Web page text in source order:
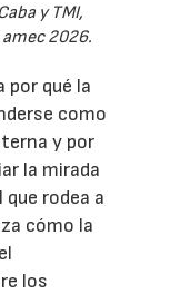
y TMI,
2026.
por qué la
como
y por
la mirada
rodea a
cómo la
los